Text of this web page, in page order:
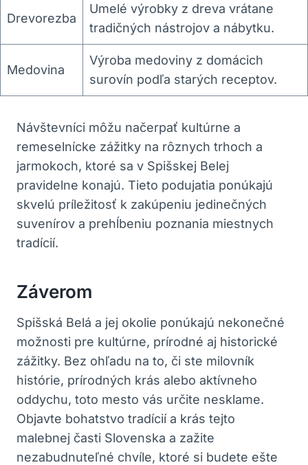
Drevorezba
Umelé výrobky z dreva vrátane
tradičných nástrojov a nábytku.
Medovina
Výroba medoviny z domácich
surovín podľa starých receptov.
Návštevníci môžu načerpať kultúrne a
remeselnícke zážitky na rôznych trhoch a
jarmokoch, ktoré sa v Spišskej Belej
pravidelne konajú. Tieto podujatia ponúkajú
skvelú príležitosť k zakúpeniu jedinečných
suvenírov a prehĺbeniu poznania miestnych
tradícií.
Záverom
Spišská Belá a jej okolie ponúkajú nekonečné
možnosti pre kultúrne, prírodné aj historické
zážitky. Bez ohľadu na to, či ste milovník
histórie, prírodných krás alebo aktívneho
oddychu, toto mesto vás určite nesklame.
Objavte bohatstvo tradícií a krás tejto
malebnej časti Slovenska a zažite
nezabudnuteľné chvíle, ktoré si budete ešte